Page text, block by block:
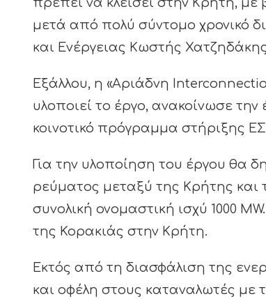
μετά από πολύ σύντομο χρονικό
και Ενέργειας Κωστής
Εξάλλου, η «Αριάδνη
υλοποιεί το έργο, ανακοίνωσε
κοινοτικό πρόγραμμα στήριξης
Για την υλοποίηση του έργου θα
ρεύματος μεταξύ της Κρήτης και
συνολική ονομαστική ισχύ 1000
της Κορακιάς στην Κρήτη.
Εκτός από τη διασφάλιση της
και οφέλη στους καταναλωτές με